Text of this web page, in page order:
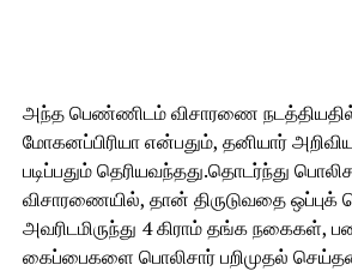
அந்த பெண்ணிடம் விசாரணை
மோகனப்பிரியா என்பதும், தனியார்
படிப்பதும் தெரியவந்தது.தொடர்ந்து
விசாரணையில், தான் திருடுவதை
அவரிடமிருந்து 4 கிராம் தங்க நகைகள்,
கைப்பைகளை பொலிசார் பறிமுதல்